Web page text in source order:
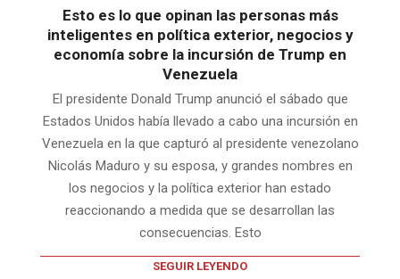
Esto es lo que opinan las personas más
inteligentes en política exterior, negocios y
economía sobre la incursión de Trump en
Venezuela
El presidente Donald Trump anunció el sábado que
Estados Unidos había llevado a cabo una incursión en
Venezuela en la que capturó al presidente venezolano
Nicolás Maduro y su esposa, y grandes nombres en
los negocios y la política exterior han estado
reaccionando a medida que se desarrollan las
consecuencias. Esto
SEGUIR LEYENDO